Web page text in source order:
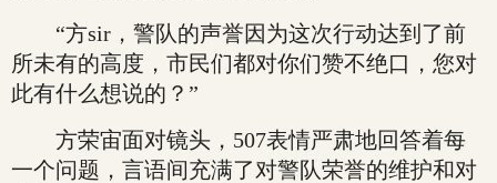
“方sir，警队的声誉因为这次行动达到了前
所未有的高度，市民们都对你们赞不绝口，您对
此有什么想说的？”
方荣宙面对镜头，507表情严肃地回答着每
一个问题，言语间充满了对警队荣誉的维护和对